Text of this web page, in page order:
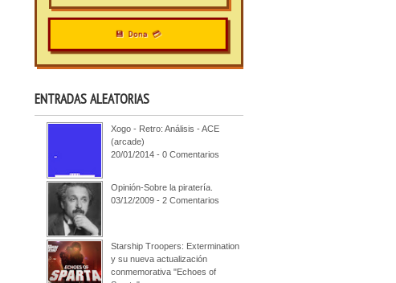
💾 Dona 💳
ENTRADAS ALEATORIAS
Xogo - Retro: Análisis - ACE
(arcade)
20/01/2014 - 0 Comentarios
Opinión-Sobre la piratería.
03/12/2009 - 2 Comentarios
Starship Troopers: Extermination
y su nueva actualización
conmemorativa "Echoes of